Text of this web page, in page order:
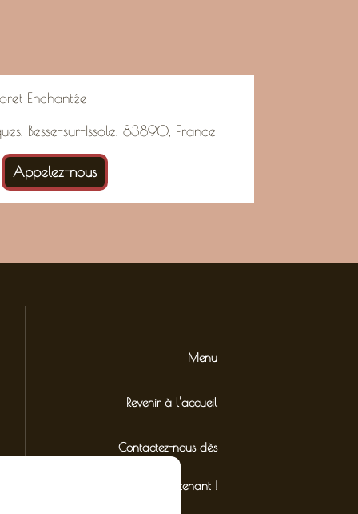
Enchantée
Besse-sur-Issole, 83890, France
Appelez-nous
Menu
Revenir à l'accueil
Contactez-nous dès
maintenant !